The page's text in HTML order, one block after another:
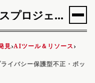
AIBIT - オープンソースプロジェクトの発見
見›AIツール＆リソース›
バシー保護型不正・ボッ